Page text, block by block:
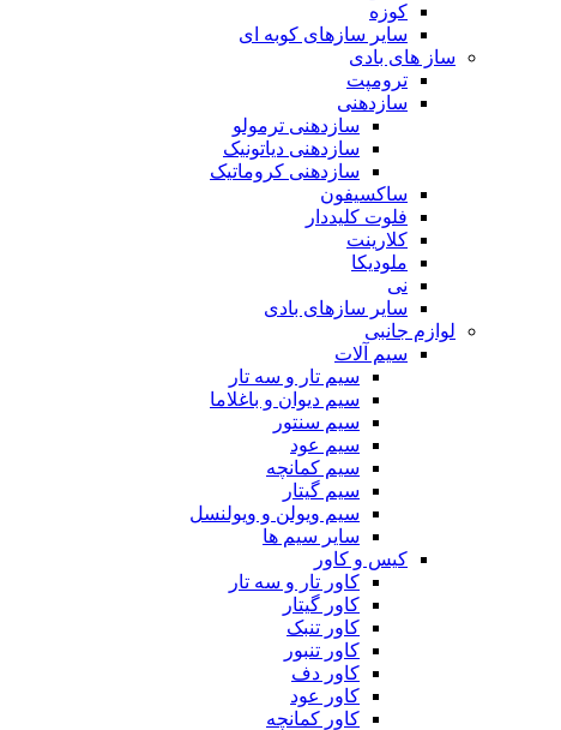
کوزه
سایر سازهای کوبه ای
ساز های بادی
ترومپت
سازدهنی
سازدهنی ترمولو
سازدهنی دیاتونیک
سازدهنی کروماتیک
ساکسیفون
فلوت کلیددار
کلارینت
ملودیکا
نی
سایر سازهای بادی
لوازم جانبی
سیم آلات
سیم تار و سه تار
سیم دیوان و باغلاما
سیم سنتور
سیم عود
سیم کمانچه
سیم گیتار
سیم ویولن و ویولنسل
سایر سیم ها
کیس و کاور
کاور تار و سه تار
کاور گیتار
کاور تنبک
کاور تنبور
کاور دف
کاور عود
کاور کمانچه